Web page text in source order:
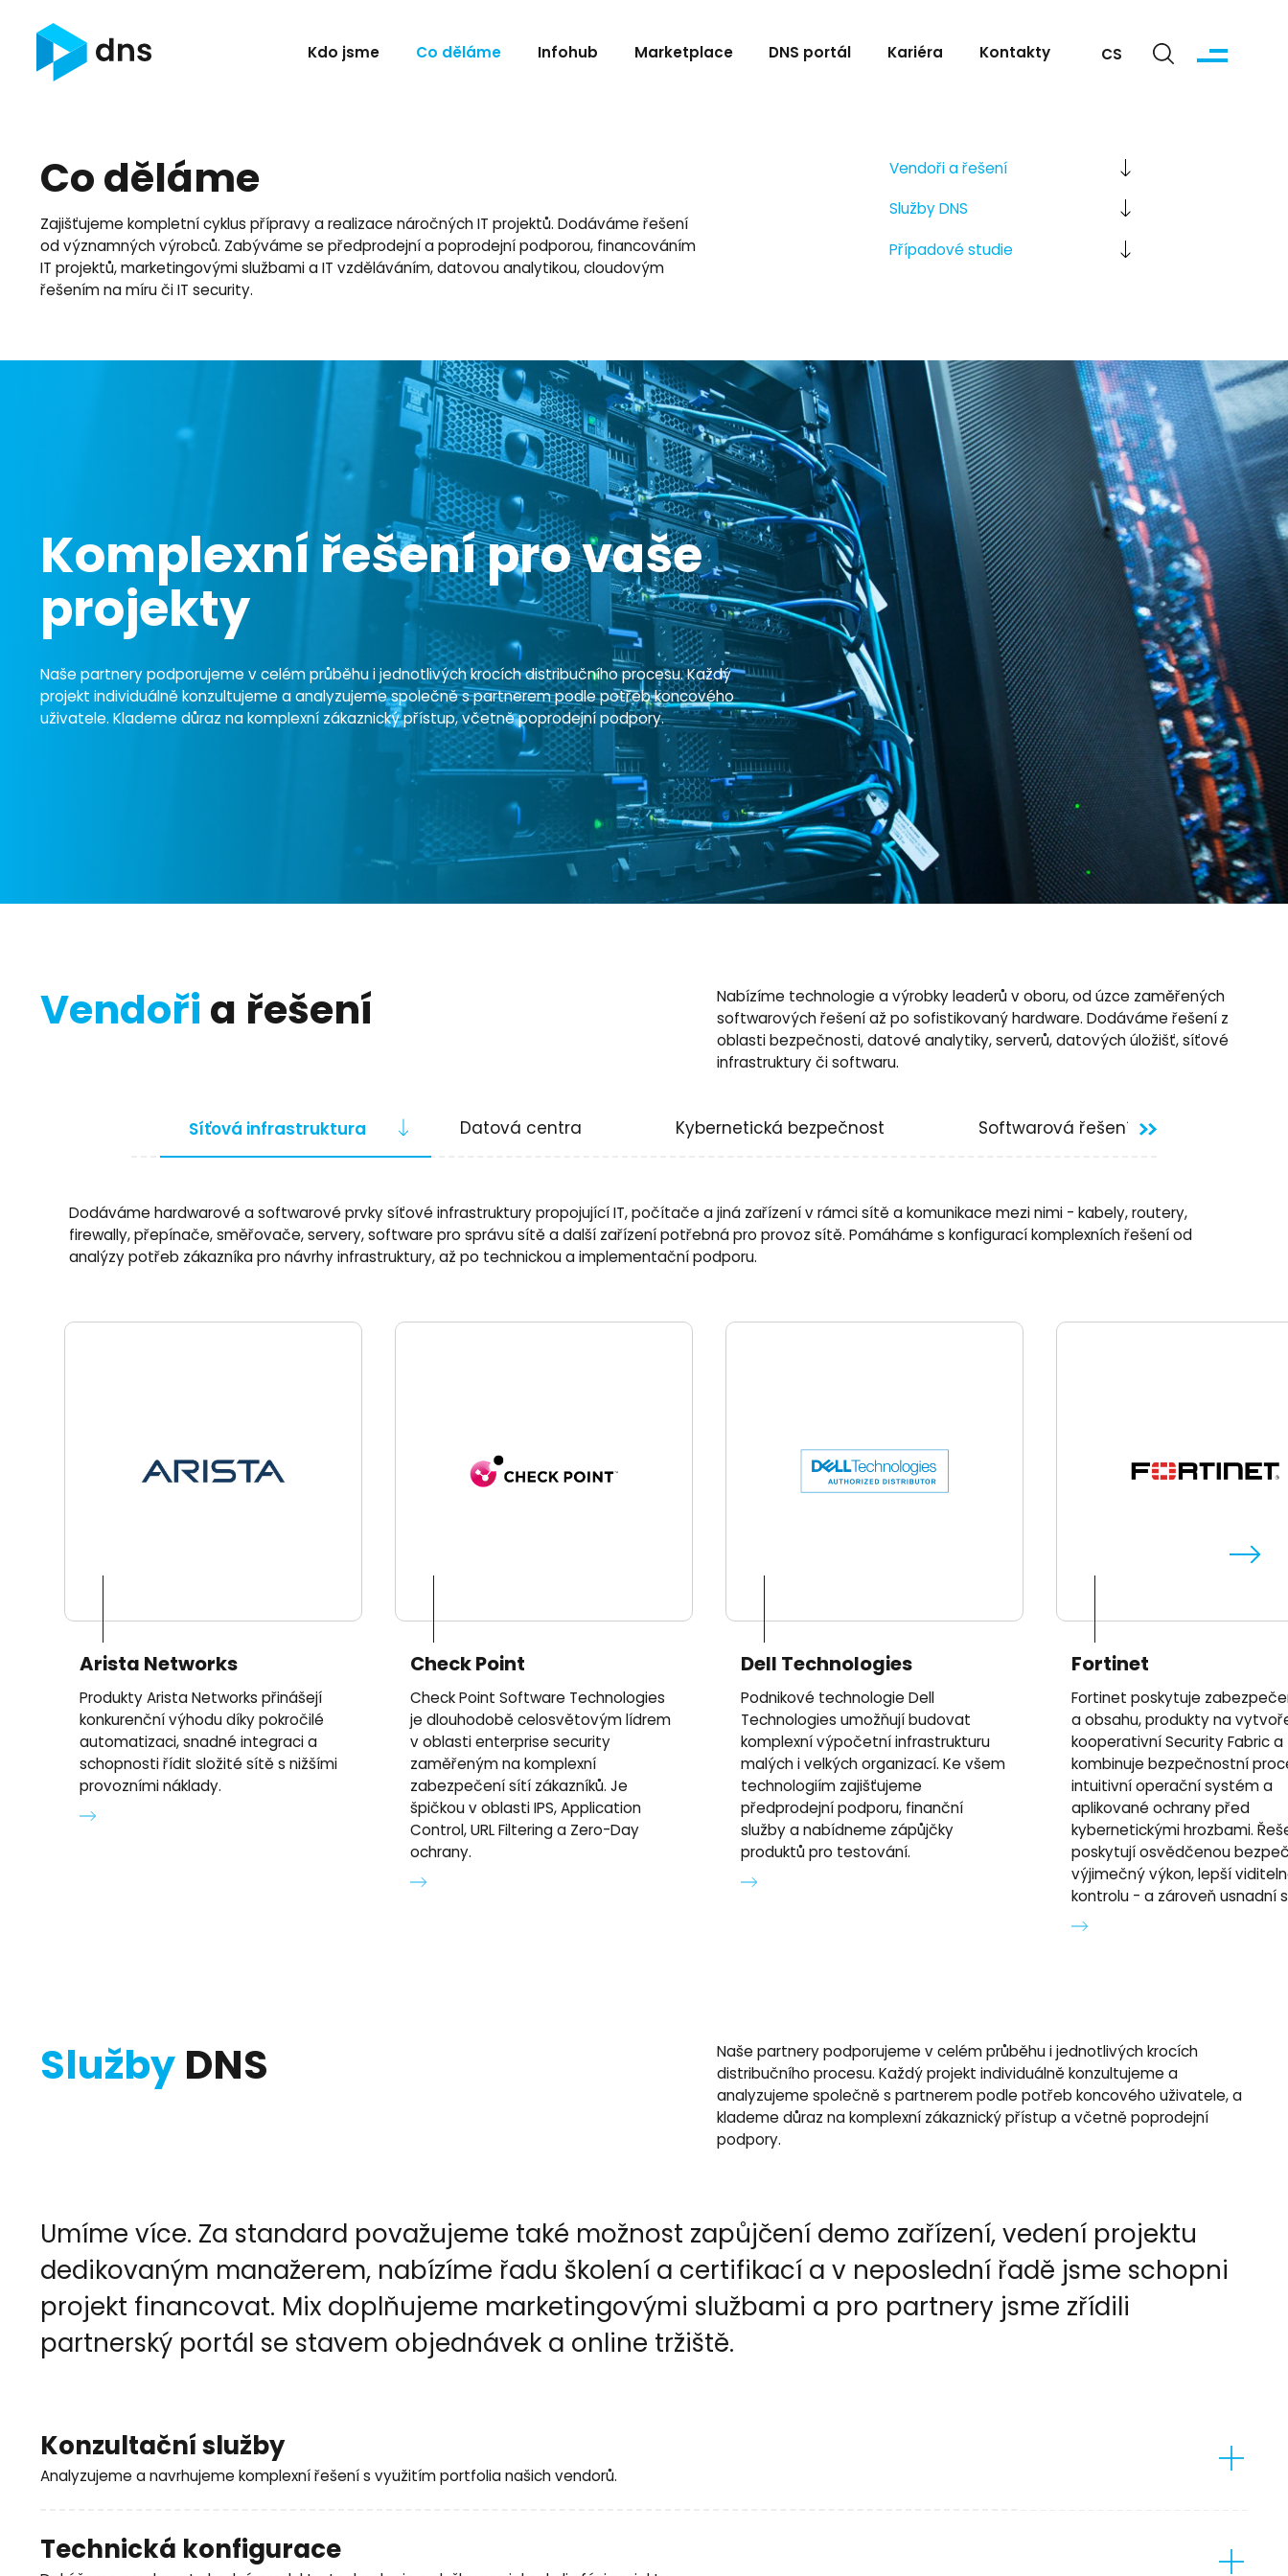
Kdo jsme Co děláme Infohub Marketplace DNS portál Kariéra Kontakty CS
Co děláme
Zajišťujeme kompletní cyklus přípravy a realizace náročných IT projektů. Dodáváme řešení
od významných výrobců. Zabýváme se předprodejní a poprodejní podporou, financováním
IT projektů, marketingovými službami a IT vzděláváním, datovou analytikou, cloudovým
řešením na míru či IT security.
Vendořia řešení
SlužbyDNS
Případové studie
Komplexní řešení pro vaše
projekty
Naše partnery podporujeme v celém průběhu i jednotlivých krocích distribučního procesu. Každý
projekt individuálně konzultujeme a analyzujeme společně s partnerem podle potřeb koncového
uživatele. Klademe důraz na komplexní zákaznický přístup, včetně poprodejní podpory.
Vendořia řešení
Nabízíme technologie a výrobky leaderů v oboru, od úzce zaměřených
softwarových řešení až po sofistikovaný hardware. Dodáváme řešení z
oblasti bezpečnosti, datové analytiky, serverů, datových úložišť, síťové
infrastruktury či softwaru.
Síťová infrastruktura Datová centra Kybernetická bezpečnost Softwarová řešení
Dodáváme hardwarové a softwarové prvky síťové infrastruktury propojující IT, počítače a jiná zařízení v rámci sítě a komunikace mezi nimi - kabely, routery,
firewally, přepínače, směřovače, servery, software pro správu sítě a další zařízení potřebná pro provoz sítě. Pomáháme s konfigurací komplexních řešení od
analýzy potřeb zákazníka pro návrhy infrastruktury, až po technickou a implementační podporu.
Arista Networks
Produkty Arista Networks přinášejí
konkurenční výhodu díky pokročilé
automatizaci, snadné integraci a
schopnosti řídit složité sítě s nižšími
provozními náklady.
Check Point
Check Point Software Technologies
je dlouhodobě celosvětovým lídrem
v oblasti enterprise security
zaměřeným na komplexní
zabezpečení sítí zákazníků. Je
špičkou v oblasti IPS, Application
Control, URL Filtering a Zero-Day
ochrany.
Dell Technologies
Podnikové technologie Dell
Technologies umožňují budovat
komplexní výpočetní infrastrukturu
malých i velkých organizací. Ke všem
technologiím zajišťujeme
předprodejní podporu, finanční
služby a nabídneme zápůjčky
produktů pro testování.
Fortinet
Fortinet poskytuje
a obsahu, produkty na
kooperativní Security Fabric a
kombinuje bezpečnostní
intuitivní operační systém a
aplikované ochrany před
kybernetickými hrozbami.
poskytují osvědčenou
výjimečný výkon, lepší
kontrolu - a zároveň usnadní
SlužbyDNS
Naše partnery podporujeme v celém průběhu i jednotlivých krocích
distribučního procesu. Každý projekt individuálně konzultujeme a
analyzujeme společně s partnerem podle potřeb koncového uživatele, a
klademe důraz na komplexní zákaznický přístup a včetně poprodejní
podpory.
Umíme více. Za standard považujeme také možnost zapůjčení demo zařízení, vedení projektu
dedikovaným manažerem, nabízíme řadu školení a certifikací a v neposlední řadě jsme schopni
projekt financovat. Mix doplňujeme marketingovými službami a pro partnery jsme zřídili
partnerský portál se stavem objednávek a online tržiště.
Konzultační služby
Analyzujeme a navrhujeme komplexní řešení s využitím portfolia našich vendorů.
Jaké služby pro vás můžeme zajistit:
Technická konfigurace